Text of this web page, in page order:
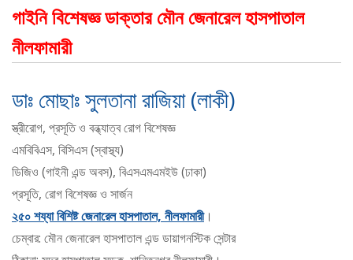
গাইনি বিশেষজ্ঞ ডাক্তার মৌন জেনারেল হাসপাতাল
নীলফামারী
ডাঃ মোছাঃ সুলতানা রাজিয়া (লাকী)
স্ত্রীরোগ, প্রসূতি ও বন্ধ্যাত্ব রোগ বিশেষজ্ঞ
এমবিবিএস, বিসিএস (স্বাস্থ্য)
ডিজিও (গাইনী এন্ড অবস), বিএসএমএমইউ (ঢাকা)
প্রসূতি, রোগ বিশেষজ্ঞ ও সার্জন
২৫০ শয্যা বিশিষ্ট জেনারেল হাসপাতাল, নীলফামারী।
চেম্বার: মৌন জেনারেল হাসপাতাল এন্ড ডায়াগনস্টিক সেন্টার